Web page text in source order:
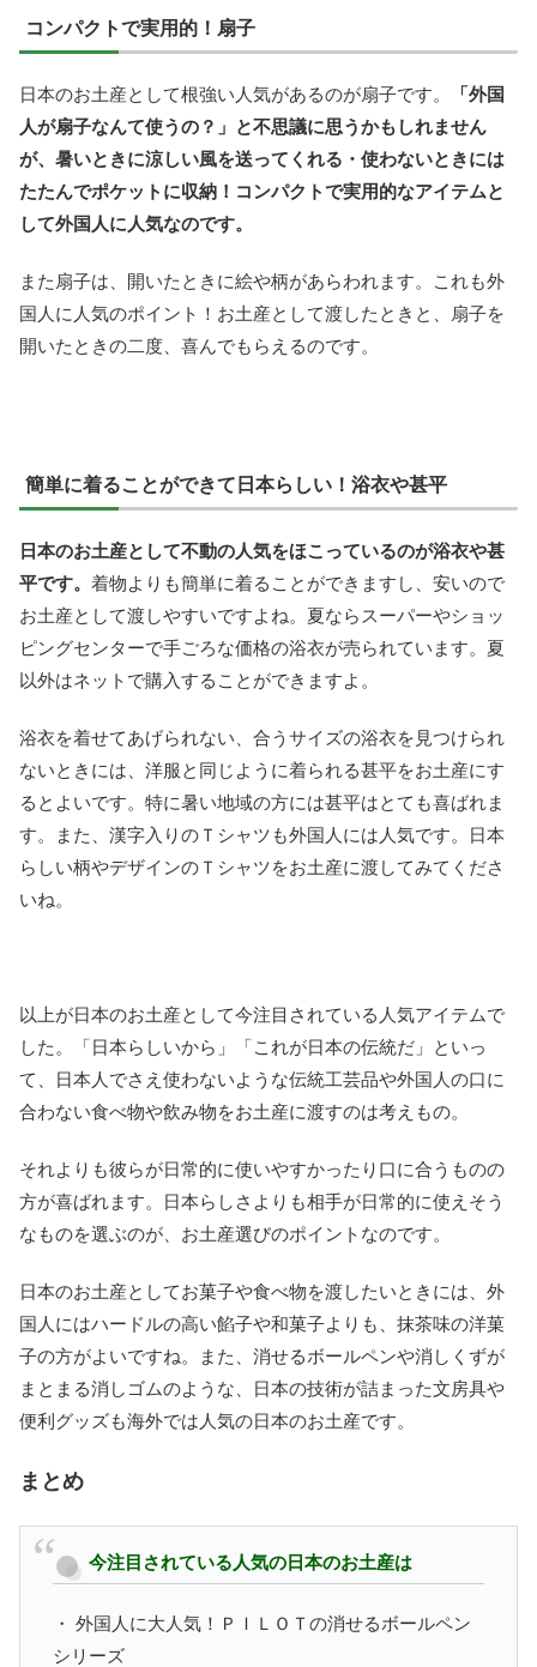
コンパクトで実用的！扇子
日本のお土産として根強い人気があるのが扇子です。
「外国
人が扇子なんて使うの？」と不思議に思うかもしれません
が、暑いときに涼しい風を送ってくれる・使わないときには
たたんでポケットに収納！コンパクトで実用的なアイテムと
して外国人に人気なのです。
また扇子は、開いたときに絵や柄があらわれます。これも外
国人に人気のポイント！お土産として渡したときと、扇子を
開いたときの二度、喜んでもらえるのです。
簡単に着ることができて日本らしい！浴衣や甚平
日本のお土産として不動の人気をほこっているのが浴衣や甚
平です。 着物よりも簡単に着ることができますし、安いので
お土産として渡しやすいですよね。夏ならスーパーやショッ
ピングセンターで手ごろな価格の浴衣が売られています。夏
以外はネットで購入することができますよ。
浴衣を着せてあげられない、合うサイズの浴衣を見つけられ
ないときには、洋服と同じように着られる甚平をお土産にす
るとよいです。特に暑い地域の方には甚平はとても喜ばれま
す。また、漢字入りのＴシャツも外国人には人気です。日本
らしい柄やデザインのＴシャツをお土産に渡してみてくださ
いね。
以上が日本のお土産として今注目されている人気アイテムで
した。「日本らしいから」「これが日本の伝統だ」といっ
て、日本人でさえ使わないような伝統工芸品や外国人の口に
合わない食べ物や飲み物をお土産に渡すのは考えもの。
それよりも彼らが日常的に使いやすかったり口に合うものの
方が喜ばれます。日本らしさよりも相手が日常的に使えそう
なものを選ぶのが、お土産選びのポイントなのです。
日本のお土産としてお菓子や食べ物を渡したいときには、外
国人にはハードルの高い餡子や和菓子よりも、抹茶味の洋菓
子の方がよいですね。また、消せるボールペンや消しくずが
まとまる消しゴムのような、日本の技術が詰まった文房具や
便利グッズも海外では人気の日本のお土産です。
まとめ
今注目されている人気の日本のお土産は
・ 外国人に大人気！ＰＩＬＯＴの消せるボールペン
シリーズ